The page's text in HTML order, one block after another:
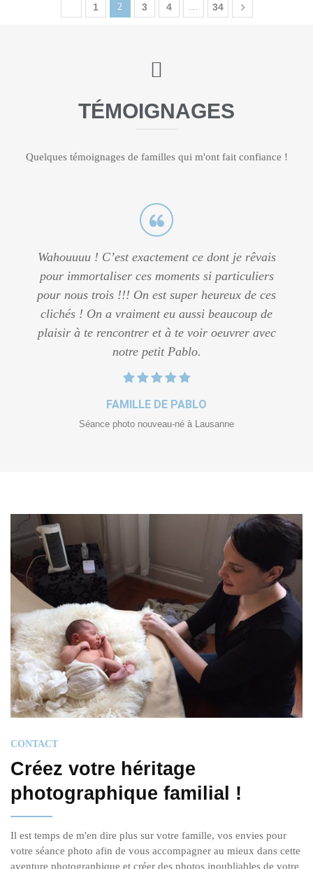
1 2 3 4 … 34
TÉMOIGNAGES
Quelques témoignages de familles qui m'ont fait confiance !
Wahouuuu ! C’est exactement ce dont je rêvais
pour immortaliser ces moments si particuliers
pour nous trois !!! On est super heureux de ces
clichés ! On a vraiment eu aussi beaucoup de
plaisir à te rencontrer et à te voir oeuvrer avec
notre petit Pablo.
FAMILLE DE PABLO
Séance photo nouveau-né à Lausanne
CONTACT
Créez votre héritage
photographique familial !
Il est temps de m'en dire plus sur votre famille, vos envies pour
votre séance photo afin de vous accompagner au mieux dans cette
aventure photographique et créer des photos inoubliables de votre